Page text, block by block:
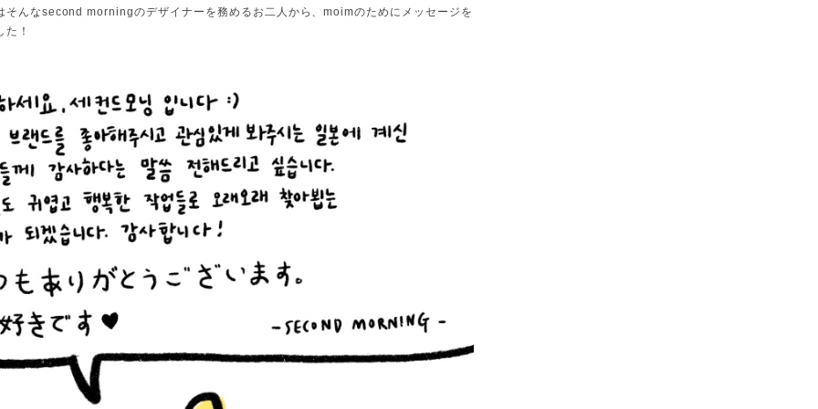
そんなsecond morningのデザイナーを務めるお二人から、moimのためにメッセージを
た！